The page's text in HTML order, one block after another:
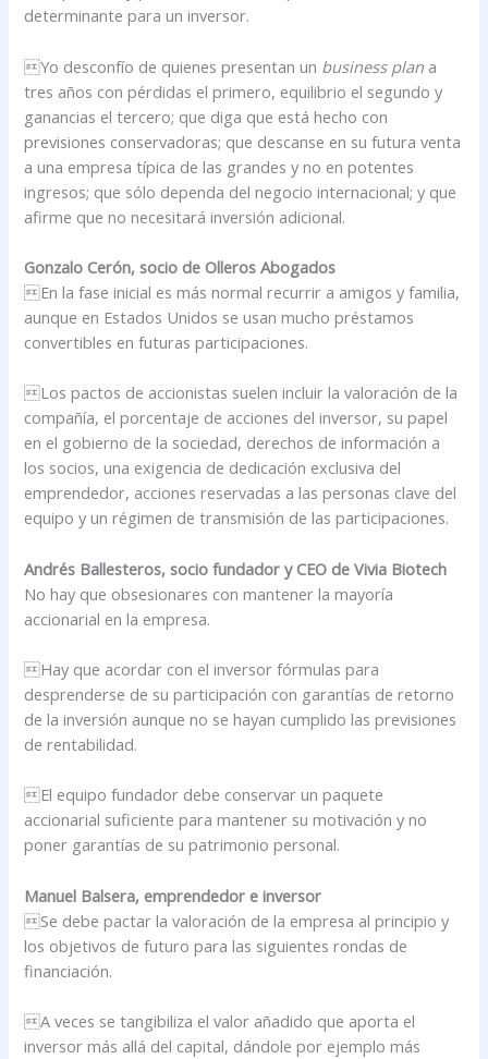
determinante para un inversor.
Yo desconfío de quienes presentan un business plan a
tres años con pérdidas el primero, equilibrio el segundo y
ganancias el tercero; que diga que está hecho con
previsiones conservadoras; que descanse en su futura venta
a una empresa típica de las grandes y no en potentes
ingresos; que sólo dependa del negocio internacional; y que
afirme que no necesitará inversión adicional.
Gonzalo Cerón, socio de Olleros Abogados
En la fase inicial es más normal recurrir a amigos y familia,
aunque en Estados Unidos se usan mucho préstamos
convertibles en futuras participaciones.
Los pactos de accionistas suelen incluir la valoración de la
compañía, el porcentaje de acciones del inversor, su papel
en el gobierno de la sociedad, derechos de información a
los socios, una exigencia de dedicación exclusiva del
emprendedor, acciones reservadas a las personas clave del
equipo y un régimen de transmisión de las participaciones.
Andrés Ballesteros, socio fundador y CEO de Vivia Biotech
No hay que obsesionares con mantener la mayoría
accionarial en la empresa.
Hay que acordar con el inversor fórmulas para
desprenderse de su participación con garantías de retorno
de la inversión aunque no se hayan cumplido las previsiones
de rentabilidad.
El equipo fundador debe conservar un paquete
accionarial suficiente para mantener su motivación y no
poner garantías de su patrimonio personal.
Manuel Balsera, emprendedor e inversor
Se debe pactar la valoración de la empresa al principio y
los objetivos de futuro para las siguientes rondas de
financiación.
A veces se tangibiliza el valor añadido que aporta el
inversor más allá del capital, dándole por ejemplo más